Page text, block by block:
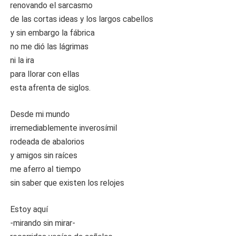
renovando el sarcasmo
de las cortas ideas y los largos cabellos
y sin embargo la fábrica
no me dió las lágrimas
ni la ira
para llorar con ellas
esta afrenta de siglos.
Desde mi mundo
irremediablemente inverosímil
rodeada de abalorios
y amigos sin raíces
me aferro al tiempo
sin saber que existen los relojes
Estoy aquí
-mirando sin mirar-